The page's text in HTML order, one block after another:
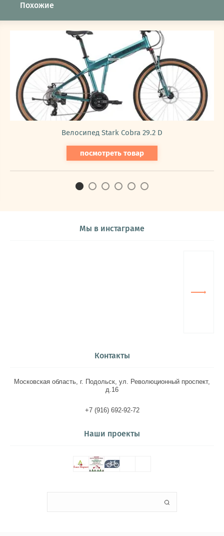
Похожие
Велосипед Stark Cobra 29.2 D
посмотреть товар
Мы в инстаграме
Контакты
Московская область, г. Подольск, ул. Революционный проспект,
д.16
+7 (916) 692-92-72
Наши проекты